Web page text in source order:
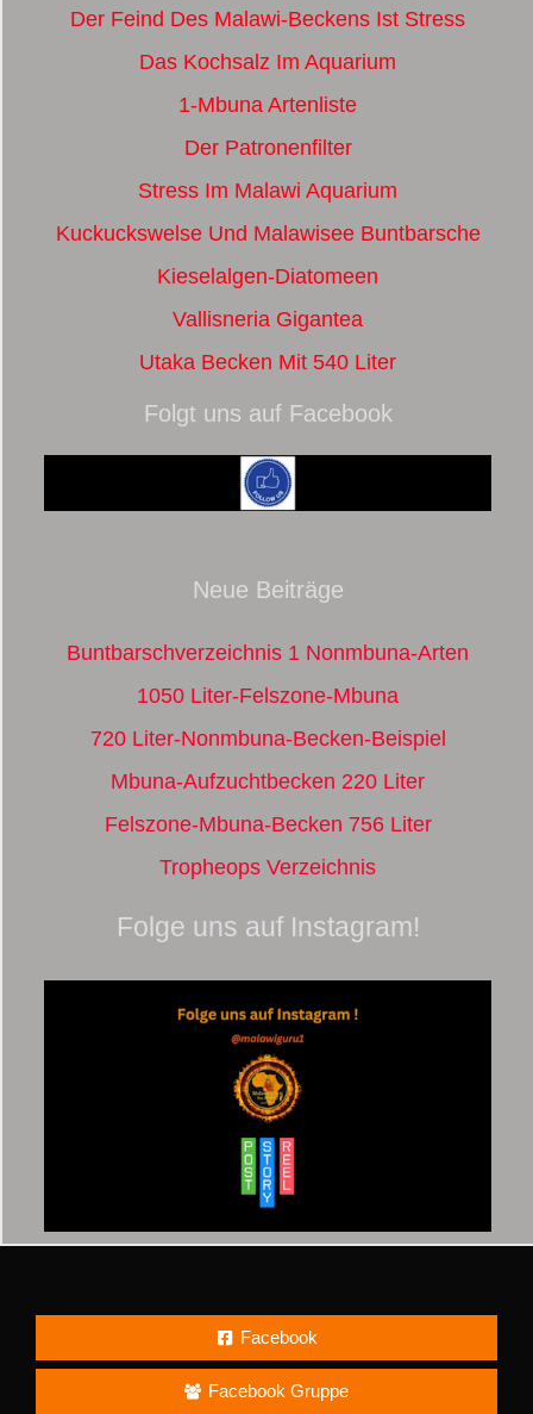
Der Feind Des Malawi-Beckens Ist Stress
Das Kochsalz Im Aquarium
1-Mbuna Artenliste
Der Patronenfilter
Stress Im Malawi Aquarium
Kuckuckswelse Und Malawisee Buntbarsche
Kieselalgen-Diatomeen
Vallisneria Gigantea
Utaka Becken Mit 540 Liter
Folgt uns auf Facebook
Neue Beiträge
Buntbarschverzeichnis 1 Nonmbuna-Arten
1050 Liter-Felszone-Mbuna
720 Liter-Nonmbuna-Becken-Beispiel
Mbuna-Aufzuchtbecken 220 Liter
Felszone-Mbuna-Becken 756 Liter
Tropheops Verzeichnis
Folge uns auf Instagram!
Facebook
Facebook Gruppe